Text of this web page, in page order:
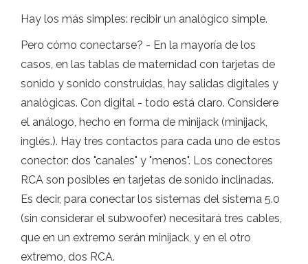
Hay los más simples: recibir un analógico simple.
Pero cómo conectarse? - En la mayoría de los
casos, en las tablas de maternidad con tarjetas de
sonido y sonido construidas, hay salidas digitales y
analógicas. Con digital - todo está claro. Considere
el análogo, hecho en forma de minijack (minijack,
inglés.). Hay tres contactos para cada uno de estos
conector: dos "canales" y "menos". Los conectores
RCA son posibles en tarjetas de sonido inclinadas.
Es decir, para conectar los sistemas del sistema 5.0
(sin considerar el subwoofer) necesitará tres cables,
que en un extremo serán minijack, y en el otro
extremo, dos RCA.